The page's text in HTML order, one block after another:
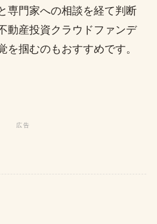
専門家への相談を経て判断
動産投資クラウドファンデ
を掴むのもおすすめです。